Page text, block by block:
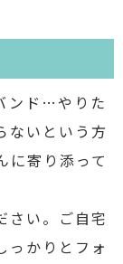
ンド…やりた
ないという方
に寄り添って
さい。ご自宅
っかりとフォ